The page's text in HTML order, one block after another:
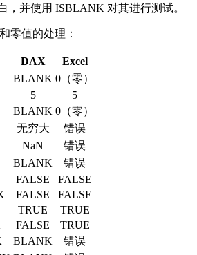
，并使用 ISBLANK 对其进行测试。
零值的处理：
DAX
Excel
BLANK 0（零）
5
5
BLANK 0（零）
无穷大
错误
NaN
错误
BLANK
错误
FALSE
FALSE
FALSE
FALSE
TRUE
TRUE
FALSE
TRUE
BLANK
错误